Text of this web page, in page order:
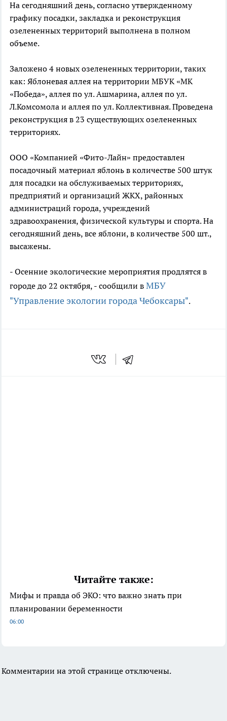
На сегодняшний день, согласно утвержденному
графику посадки, закладка и реконструкция
озелененных территорий выполнена в полном
объеме.
Заложено 4 новых озелененных территории, таких
как: Яблоневая аллея на территории МБУК «МК
«Победа», аллея по ул. Ашмарина, аллея по ул.
Л.Комсомола и аллея по ул. Коллективная. Проведена
реконструкция в 23 существующих озелененных
территориях.
ООО «Компанией «Фито-Лайн» предоставлен
посадочный материал яблонь в количестве 500 штук
для посадки на обслуживаемых территориях,
предприятий и организаций ЖКХ, районных
администраций города, учреждений
здравоохранения, физической культуры и спорта. На
сегодняшний день, все яблони, в количестве 500 шт.,
высажены.
- Осенние экологические мероприятия продлятся в
городе до 22 октября, - сообщили в МБУ
"Управление экологии города Чебоксары".
Читайте также:
Мифы и правда об ЭКО: что важно знать при
планировании беременности
06:00
Комментарии на этой странице отключены.